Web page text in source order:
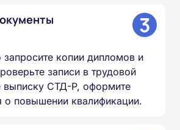
3
копии дипломов и
записи в трудовой
выписку СТД-Р, оформите
о повышении квалификации.